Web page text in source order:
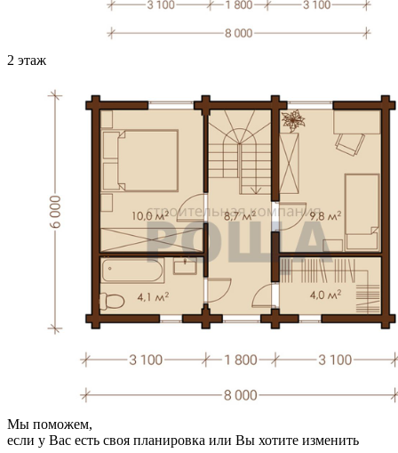
2 этаж
Мы поможем,
если у Вас есть своя планировка или Вы хотите изменить